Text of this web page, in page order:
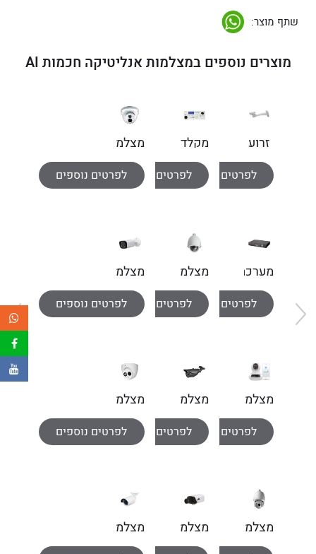
שתף מוצר:
מוצרים נוספים במצלמות אנליטיקה חכמות AI
זרוע
למצלמת
אבטחה
לפרטים נוספים
מקלדת
שליטה
למצלמה
לפרטים נוספים
מצלמת
כיפה
4MPixel-
לפרטים נוספים
מערכת
הקלטה
16
לפרטים נוספים
מצלמת
ממונעת
אינפרא
לפרטים נוספים
מצלמת
צינור
1MPixel-
לפרטים נוספים
מצלמת
אבטחה
IP
לפרטים נוספים
מצלמת
Ultra
Sightלפרטים נוספים
מצלמת
כיפה
2MPixel-
לפרטים נוספים
מצלמה
ממונעת
מצלמת
גוף
מצלמת
צינור